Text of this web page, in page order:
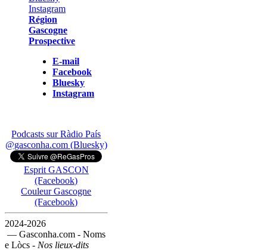
Région
Gascogne
Prospective
E-mail
Facebook
Bluesky
Instagram
Podcasts sur Ràdio País
@gasconha.com (Bluesky)
Esprit GASCON
(Facebook)
Couleur Gascogne
(Facebook)
2024-2026
— Gasconha.com - Noms
e Lòcs - Nos lieux-dits